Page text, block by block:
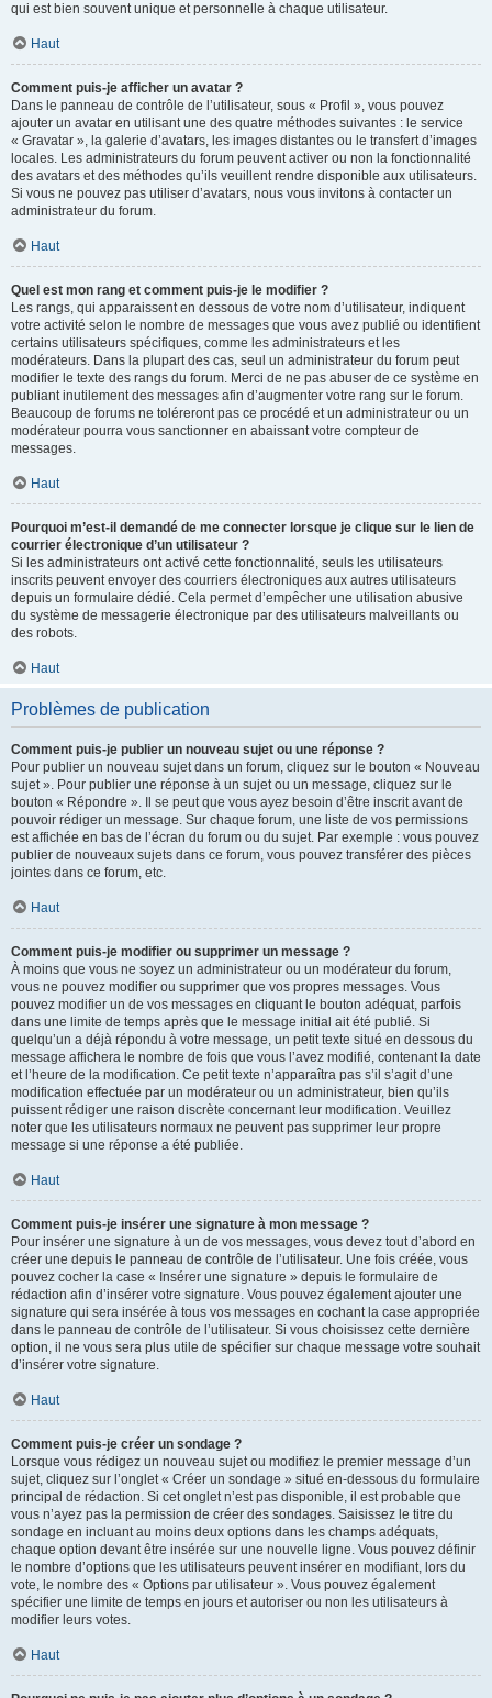
qui est bien souvent unique et personnelle à chaque utilisateur.
Haut
Comment puis-je afficher un avatar ?
Dans le panneau de contrôle de l’utilisateur, sous « Profil », vous pouvez
ajouter un avatar en utilisant une des quatre méthodes suivantes : le service
« Gravatar », la galerie d’avatars, les images distantes ou le transfert d’images
locales. Les administrateurs du forum peuvent activer ou non la fonctionnalité
des avatars et des méthodes qu’ils veuillent rendre disponible aux utilisateurs.
Si vous ne pouvez pas utiliser d’avatars, nous vous invitons à contacter un
administrateur du forum.
Haut
Quel est mon rang et comment puis-je le modifier ?
Les rangs, qui apparaissent en dessous de votre nom d’utilisateur, indiquent
votre activité selon le nombre de messages que vous avez publié ou identifient
certains utilisateurs spécifiques, comme les administrateurs et les
modérateurs. Dans la plupart des cas, seul un administrateur du forum peut
modifier le texte des rangs du forum. Merci de ne pas abuser de ce système en
publiant inutilement des messages afin d’augmenter votre rang sur le forum.
Beaucoup de forums ne toléreront pas ce procédé et un administrateur ou un
modérateur pourra vous sanctionner en abaissant votre compteur de
messages.
Haut
Pourquoi m’est-il demandé de me connecter lorsque je clique sur le lien de
courrier électronique d’un utilisateur ?
Si les administrateurs ont activé cette fonctionnalité, seuls les utilisateurs
inscrits peuvent envoyer des courriers électroniques aux autres utilisateurs
depuis un formulaire dédié. Cela permet d’empêcher une utilisation abusive
du système de messagerie électronique par des utilisateurs malveillants ou
des robots.
Haut
Problèmes de publication
Comment puis-je publier un nouveau sujet ou une réponse ?
Pour publier un nouveau sujet dans un forum, cliquez sur le bouton « Nouveau
sujet ». Pour publier une réponse à un sujet ou un message, cliquez sur le
bouton « Répondre ». Il se peut que vous ayez besoin d’être inscrit avant de
pouvoir rédiger un message. Sur chaque forum, une liste de vos permissions
est affichée en bas de l’écran du forum ou du sujet. Par exemple : vous pouvez
publier de nouveaux sujets dans ce forum, vous pouvez transférer des pièces
jointes dans ce forum, etc.
Haut
Comment puis-je modifier ou supprimer un message ?
À moins que vous ne soyez un administrateur ou un modérateur du forum,
vous ne pouvez modifier ou supprimer que vos propres messages. Vous
pouvez modifier un de vos messages en cliquant le bouton adéquat, parfois
dans une limite de temps après que le message initial ait été publié. Si
quelqu’un a déjà répondu à votre message, un petit texte situé en dessous du
message affichera le nombre de fois que vous l’avez modifié, contenant la date
et l’heure de la modification. Ce petit texte n’apparaîtra pas s’il s’agit d’une
modification effectuée par un modérateur ou un administrateur, bien qu’ils
puissent rédiger une raison discrète concernant leur modification. Veuillez
noter que les utilisateurs normaux ne peuvent pas supprimer leur propre
message si une réponse a été publiée.
Haut
Comment puis-je insérer une signature à mon message ?
Pour insérer une signature à un de vos messages, vous devez tout d’abord en
créer une depuis le panneau de contrôle de l’utilisateur. Une fois créée, vous
pouvez cocher la case « Insérer une signature » depuis le formulaire de
rédaction afin d’insérer votre signature. Vous pouvez également ajouter une
signature qui sera insérée à tous vos messages en cochant la case appropriée
dans le panneau de contrôle de l’utilisateur. Si vous choisissez cette dernière
option, il ne vous sera plus utile de spécifier sur chaque message votre souhait
d’insérer votre signature.
Haut
Comment puis-je créer un sondage ?
Lorsque vous rédigez un nouveau sujet ou modifiez le premier message d’un
sujet, cliquez sur l’onglet « Créer un sondage » situé en-dessous du formulaire
principal de rédaction. Si cet onglet n’est pas disponible, il est probable que
vous n’ayez pas la permission de créer des sondages. Saisissez le titre du
sondage en incluant au moins deux options dans les champs adéquats,
chaque option devant être insérée sur une nouvelle ligne. Vous pouvez définir
le nombre d’options que les utilisateurs peuvent insérer en modifiant, lors du
vote, le nombre des « Options par utilisateur ». Vous pouvez également
spécifier une limite de temps en jours et autoriser ou non les utilisateurs à
modifier leurs votes.
Haut